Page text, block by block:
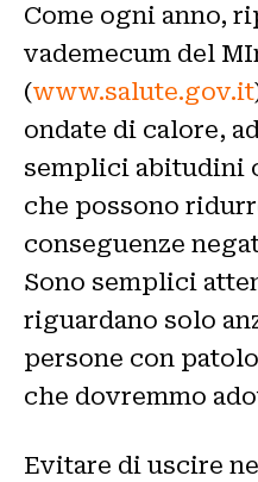
Come ogni anno,
vademecum del
(www.salute.gov.it
ondate di calore,
semplici abitudini
che possono
conseguenze
Sono semplici
riguardano solo
persone con
che dovremmo
Evitare di uscire